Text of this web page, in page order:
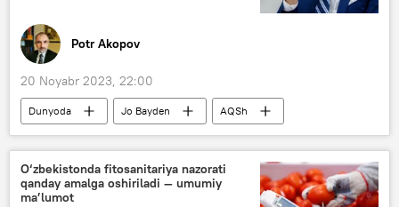
Potr Akopov
20 Noyabr 2023, 22:00
Dunyoda Jo Bayden
AQSh
G‘arb
Ukraina Kolumnistlar
O‘zbekistonda fitosanitariya nazorati
qanday amalga oshiriladi — umumiy
ma’lumot